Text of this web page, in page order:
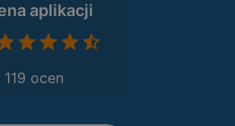
aplikacji
119 ocen